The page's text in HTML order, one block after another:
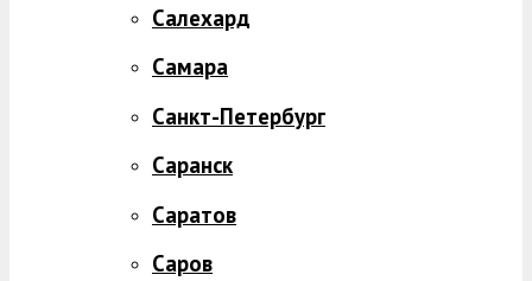
Салехард
Самара
Санкт-Петербург
Саранск
Саратов
Саров